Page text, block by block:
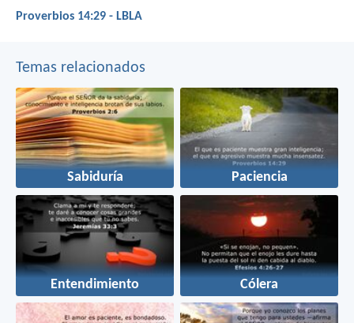
Proverbios 14:29 - LBLA
Temas relacionados
Sabiduría Paciencia
Entendimiento Cólera